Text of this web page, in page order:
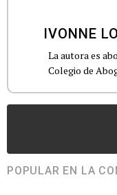
IVONNE
La autora es
Colegio de
POPULAR EN LA